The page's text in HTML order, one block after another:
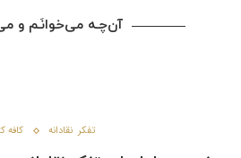
آن‌چـه می‌خوانَـم و
تفکر نقادانه کافه